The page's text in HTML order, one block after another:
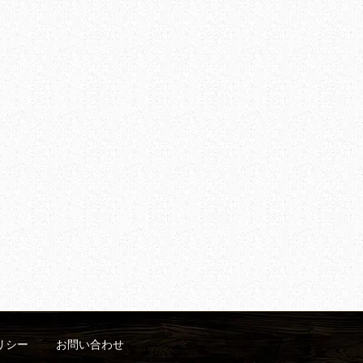
シー お問い合わせ